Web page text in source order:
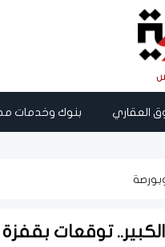
العقاري بنوك وخدمات